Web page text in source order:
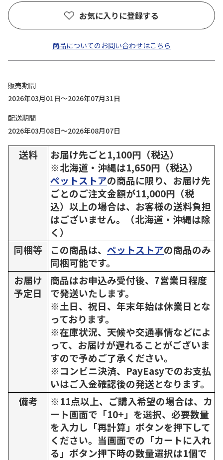
お気に入りに登録する
商品についてのお問い合わせはこちら
販売期間
2026年03月01日～2026年07月31日
配送期間
2026年03月08日～2026年08月07日
送料
お届け先ごと1,100円（税込）
※北海道・沖縄は1,650円（税込）
ペットストアの商品に限り、お届け先
ごとのご注文金額が11,000円（税
込）以上の場合は、お客様の送料負担
はございません。（北海道・沖縄は除
く）
同梱等
この商品は、 ペットストアの商品のみ
同梱可能です。
お届け
予定日
商品はお申込み受付後、7営業日程度
で発送いたします。
※土日、祝日、年末年始は休業日とな
っております。
※在庫状況、天候や交通事情などによ
って、お届けが遅れることがございま
すので予めご了承ください。
※コンビニ決済、PayEasyでのお支払
いはご入金確認後の発送となります。
備考
※11点以上、ご購入希望の場合は、カ
ート画面で「10+」を選択、必要数量
を入力し「再計算」ボタンを押下して
ください。当画面での「カートに入れ
る」ボタン押下時の数量選択は1個で